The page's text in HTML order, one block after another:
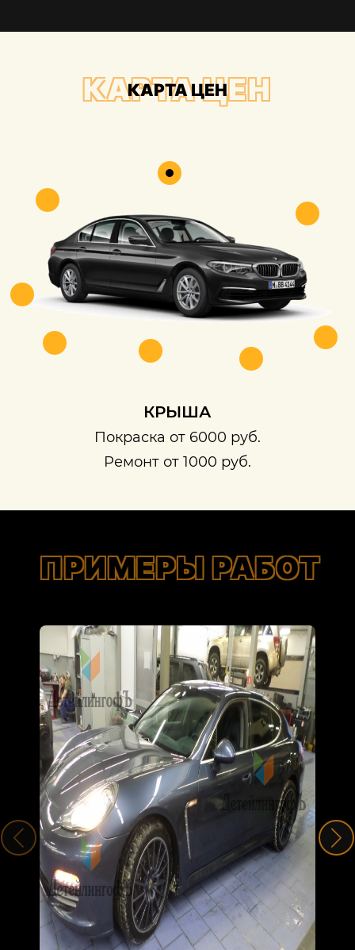
КАРТА ЦЕН
КАРТА ЦЕН
КРЫША
Покраска от 6000 руб.
Ремонт от 1000 руб.
ПРИМЕРЫ РАБОТ